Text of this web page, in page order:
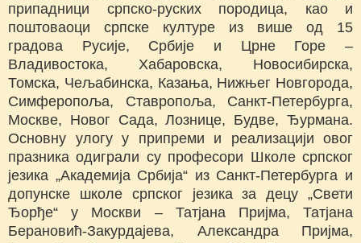
припадници српско-руских породица, као и
поштоваоци српске културе из више од 15
градова Русије, Србије и Црне Горе –
Владивостока, Хабаровска, Новосибирска,
Томска, Чељабинска, Казања, Нижњег Новгорода,
Симферопоља, Ставропоља, Санкт-Петербурга,
Москве, Новог Сада, Лознице, Будве, Ђурмана.
Основну улогу у припреми и реализацији овог
празника одиграли су професори Школе српског
језика „Академија Србија“ из Санкт-Петербурга и
допунске школе српског језика за децу „Свети
Ђорђе“ у Москви – Татјана Пријма, Татјана
Берановић-Закурдајева, Александра Пријма,